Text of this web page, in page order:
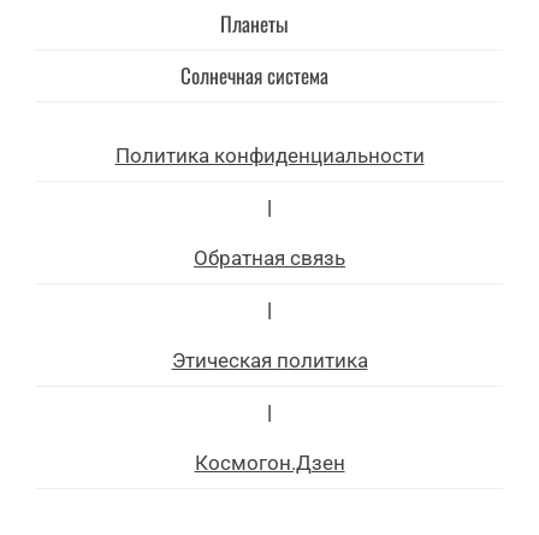
Планеты
Солнечная система
Политика конфиденциальности
|
Обратная связь
|
Этическая политика
|
Космогон.Дзен